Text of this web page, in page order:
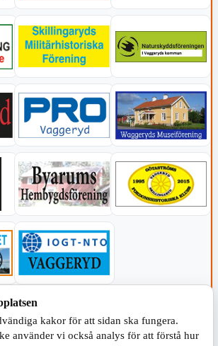
kakor för att sidan ska fungera.
använder vi också analys för att förstå hur